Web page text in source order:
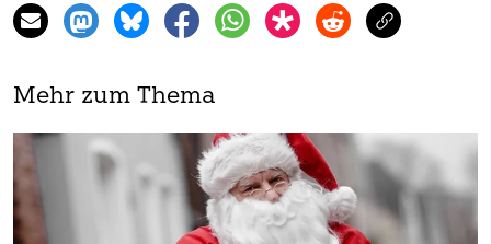
Mehr zum Thema